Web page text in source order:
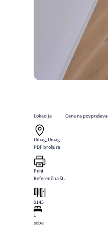
Lokacija
Umag, Umag
PDF brošura
Print
Referenčna št.
0145
Cena na
1
sobe